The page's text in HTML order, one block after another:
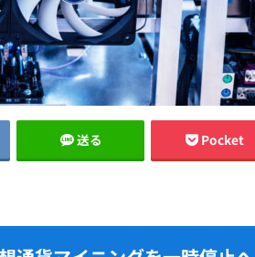
送る Pocket